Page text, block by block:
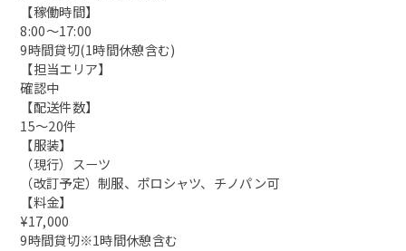
【稼働時間】
8:00～17:00
9時間貸切(1時間休憩含む)
【担当エリア】
確認中
【配送件数】
15～20件
【服装】
（現行）スーツ
（改訂予定）制服、ポロシャツ、チノパン可
【料金】
¥17,000
9時間貸切※1時間休憩含む